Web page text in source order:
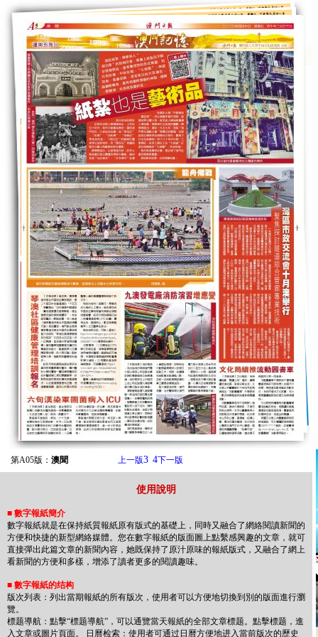
使用說明
■ 數字報紙簡介
數字報紙就是在保持紙質報紙原有版式的基礎上，同時又融合了網絡閱讀新聞的
方便和快捷的新型網絡媒體。您在數字報紙的版面圖上點繫感興趣的文章，就可
直接彈出此篇文章的新聞內容，她既保持了原汁原味的報紙版式，又融合了網上
看新聞的方便和多樣，增添了讀者更多的閱讀趣味。
■ 數字報紙的结构
版次列表：列出當期報紙的所有版次，使用者可以方便地切換到別的版面進行瀏
覽。
標题導航：點擊“標题導航”，可以通覽當天報紙的全部文章標题。點擊標题，進
入文章或圖片頁面。 日曆检索：使用者可通过日曆方便地进入當前版次的歷史
第A05版： 澳聞 上一版3 4下一版